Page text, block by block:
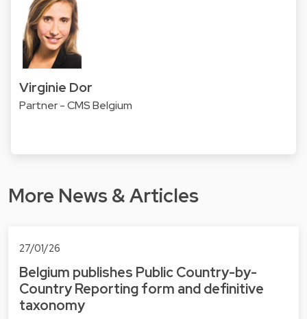
Virginie Dor
Partner - CMS Belgium
More News & Articles
27/01/26
Belgium publishes Public Country-by-
Country Reporting form and definitive
taxonomy